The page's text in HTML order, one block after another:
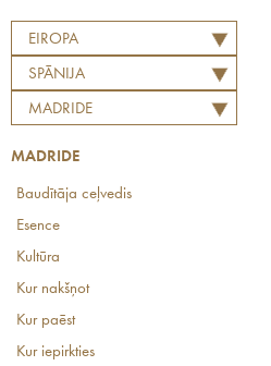
EIROPA
SPĀNIJA
MADRIDE
MADRIDE
Baudītāja ceļvedis
Esence
Kultūra
Kur nakšņot
Kur paēst
Kur iepirkties